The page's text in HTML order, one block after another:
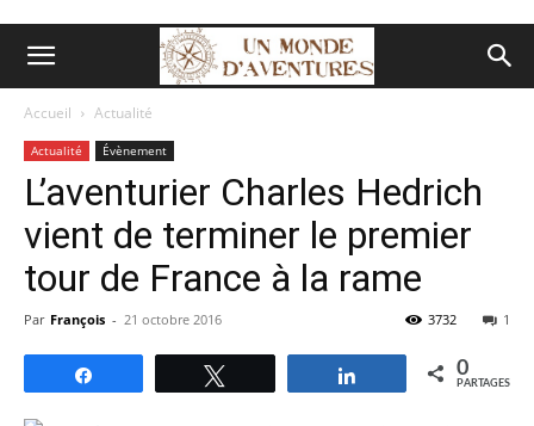
Accueil Actualité
Actualité Évènement
L’aventurier Charles Hedrich
vient de terminer le premier
tour de France à la rame
Par François - 21 octobre 2016 1
3732
Partagez 0
PARTAGES